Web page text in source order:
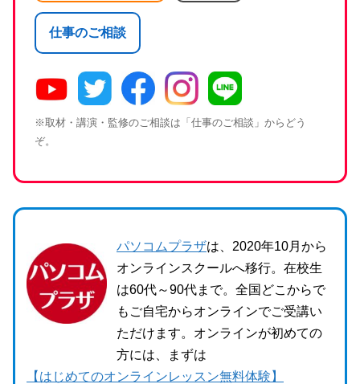
仕事のご相談
※取材・講演・監修のご相談は「仕事のご相談」からどう
ぞ。
パソコムプラザは、2020年10月から
オンラインスクールへ移行。在校生
は60代～90代まで。全国どこからで
もご自宅からオンラインでご受講い
ただけます。オンラインが初めての
方には、まずは
【はじめてのオンラインレッスン無料体験】